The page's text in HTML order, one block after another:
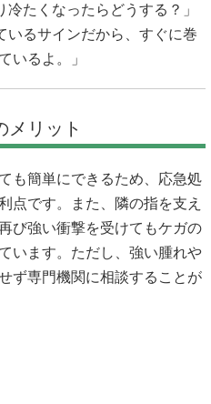
たくなったらどうする？」
いるサインだから、すぐに巻
いるよ。」
メリット
も簡単にできるため、応急処
点です。また、隣の指を支え
び強い衝撃を受けてもケガの
います。ただし、強い腫れや
ず専門機関に相談することが